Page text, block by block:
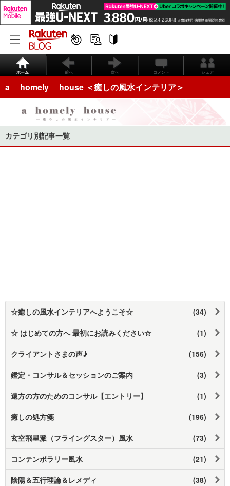
ホーム 前へ 次へ コメント シェア
a homely house ＜癒しの風水インテリア＞
カテゴリ別記事一覧
☆癒しの風水インテリアへようこそ☆ (34)
☆ はじめての方へ 最初にお読みください☆ (1)
クライアントさまの声♪ (156)
鑑定・コンサル＆セッションのご案内 (3)
遠方の方のためのコンサル【エントリー】 (1)
癒しの処方箋 (196)
玄空飛星派（フライングスター）風水 (73)
コンテンポラリー風水 (21)
陰陽＆五行理論＆レメディ (38)